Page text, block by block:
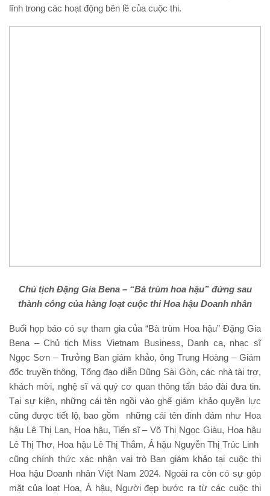
lĩnh trong các hoạt động bên lề của cuộc thi.
Chủ tịch Đặng Gia Bena – “Bà trùm hoa hậu” đứng sau
thành công của hàng loạt cuộc thi Hoa hậu Doanh nhân
Buổi họp báo có sự tham gia của “Bà trùm Hoa hậu” Đặng Gia
Bena – Chủ tịch Miss Vietnam Business, Danh ca, nhạc sĩ
Ngọc Sơn – Trưởng Ban giám khảo, ông Trung Hoàng – Giám
đốc truyền thông, Tổng đạo diễn Dũng Sài Gòn, các nhà tài trợ,
khách mời, nghệ sĩ và quý cơ quan thông tấn báo đài đưa tin.
Tại sự kiện, những cái tên ngồi vào ghế giám khảo quyền lực
cũng được tiết lộ, bao gồm những cái tên đình đám như Hoa
hậu Lê Thị Lan, Hoa hậu, Tiến sĩ – Võ Thị Ngọc Giàu, Hoa hậu
Lê Thị Thơ, Hoa hậu Lê Thị Thắm, Á hậu Nguyễn Thị Trúc Linh
cũng chính thức xác nhận vai trò Ban giám khảo tại cuộc thi
Hoa hậu Doanh nhân Việt Nam 2024. Ngoài ra còn có sự góp
mặt của loạt Hoa, Á hậu, Người đẹp bước ra từ các cuộc thi